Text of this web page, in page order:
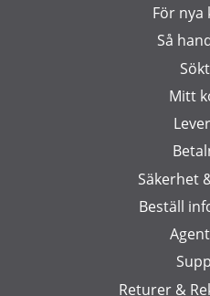
För nya
Så
Mitt
Säkerhet
Beställ
Returer &